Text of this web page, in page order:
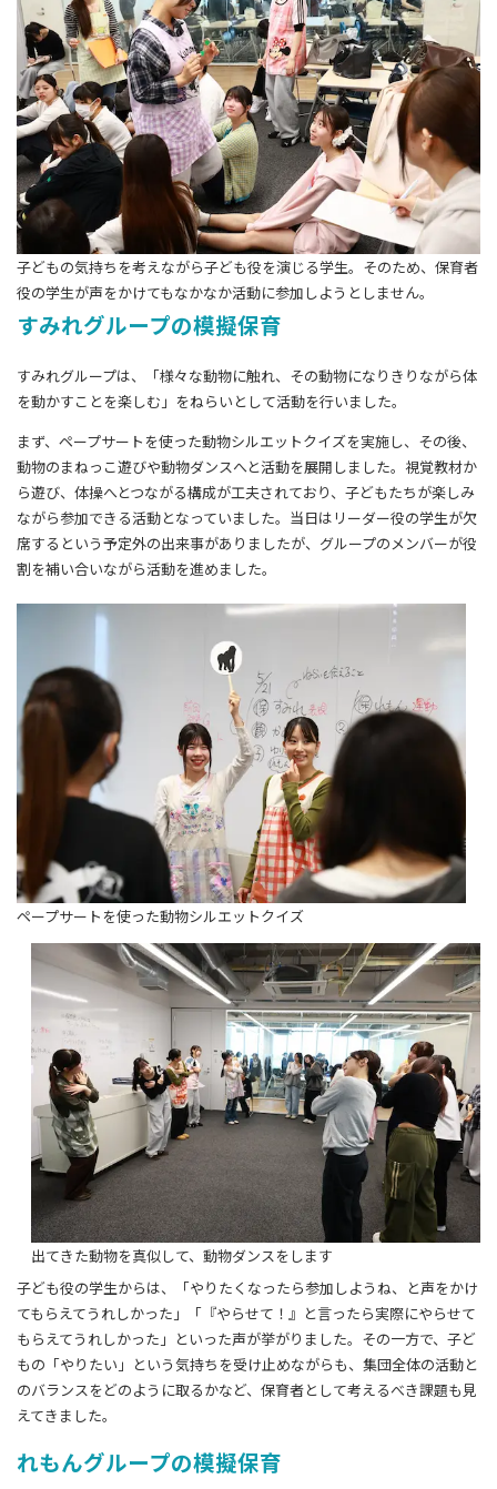
子どもの気持ちを考えながら子ども役を演じる学生。そのため、保育者
役の学⽣が声をかけてもなかなか活動に参加しようとしません。
すみれグループの模擬保育
すみれグループは、「様々な動物に触れ、その動物になりきりながら体
を動かすことを楽しむ」をねらいとして活動を行いました。
まず、ペープサートを使った動物シルエットクイズを実施し、その後、
動物のまねっこ遊びや動物ダンスへと活動を展開しました。視覚教材か
ら遊び、体操へとつながる構成が工夫されており、子どもたちが楽しみ
ながら参加できる活動となっていました。当日はリーダー役の学生が欠
席するという予定外の出来事がありましたが、グループのメンバーが役
割を補い合いながら活動を進めました。
ペープサートを使った動物シルエットクイズ
出てきた動物を真似して、動物ダンスをします
子ども役の学生からは、「やりたくなったら参加しようね、と声をかけ
てもらえてうれしかった」「『やらせて！』と言ったら実際にやらせて
もらえてうれしかった」といった声が挙がりました。その一方で、子ど
もの「やりたい」という気持ちを受け止めながらも、集団全体の活動と
のバランスをどのように取るかなど、保育者として考えるべき課題も見
えてきました。
れもんグループの模擬保育